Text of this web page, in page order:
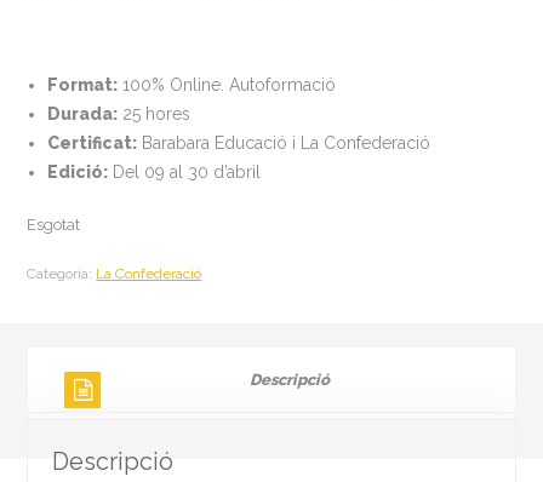
Format: 100% Online. Autoformació
Durada: 25 hores
Certificat: Barabara Educació i La Confederació
Edició: Del 09 al 30 d’abril
Esgotat
Categoria: La Confederació
Descripció
Descripció